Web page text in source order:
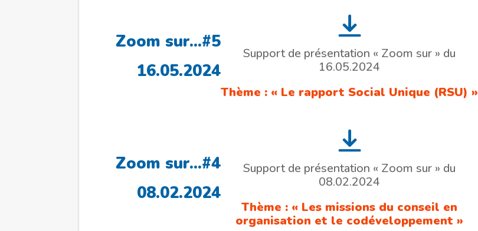
Zoom sur…#5
16.05.2024
Support de présentation « Zoom sur » du
16.05.2024
Thème : « Le rapport Social Unique (RSU) »
Zoom sur…#4
08.02.2024
Support de présentation « Zoom sur » du
08.02.2024
Thème : « Les missions du conseil en
organisation et le codéveloppement »